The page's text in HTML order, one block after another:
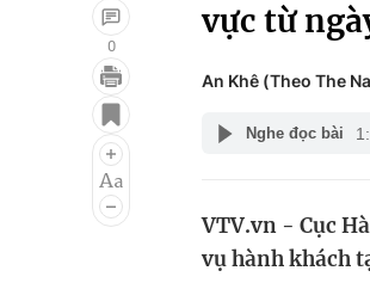
Điện ảnh
Âm nhạc
Du
0
vực từ
An Khê (Theo The
Nghe đọc bài
VTV.vn - Cục
vụ hành khách